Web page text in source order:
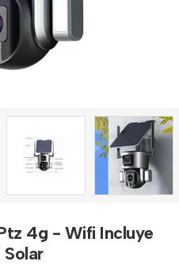
4g - Wifi Incluye
Solar